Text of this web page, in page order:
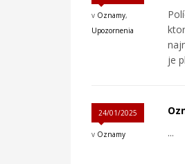
v Oznamy,
Upozornenia
je
24/01/2025
v Oznamy
...